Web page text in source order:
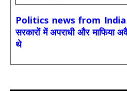
Politics news from India
सरकारों में अपराधी और माफिया
थे